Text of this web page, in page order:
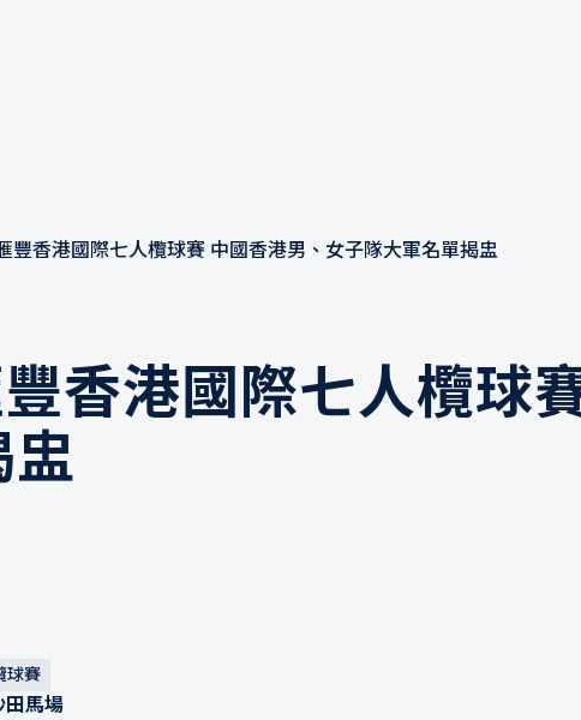
豐香港國際七人欖球賽 中國香港男、女子隊大軍名單揭盅
香港國際七人欖球
盅
球賽
馬場